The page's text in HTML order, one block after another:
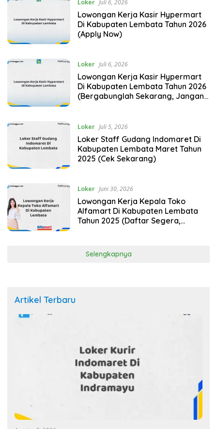
Loker Juli 6, 2026
Lowongan Kerja Kasir Hypermart
Di Kabupaten Lembata Tahun 2026
(Apply Now)
Loker Juli 6, 2026
Lowongan Kerja Kasir Hypermart
Di Kabupaten Lembata Tahun 2026
(Bergabunglah Sekarang, Jangan
Loker Juli 5, 2026
Loker Staff Gudang Indomaret Di
Kabupaten Lembata Maret Tahun
2025 (Cek Sekarang)
Loker Juni 30, 2026
Lowongan Kerja Kepala Toko
Alfamart Di Kabupaten Lembata
Tahun 2025 (Daftar Segera,
Selengkapnya
Artikel Terbaru